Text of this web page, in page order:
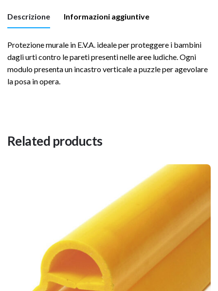
Descrizione Informazioni aggiuntive
Protezione murale in E.V.A. ideale per proteggere i bambini
dagli urti contro le pareti presenti nelle aree ludiche. Ogni
modulo presenta un incastro verticale a puzzle per agevolare
la posa in opera.
F | Formato
100 x 100 cm, 100 x 150 cm, 100 x 200
cm
Materiale
Buona per interno
Resistente a Oli, Resistente ad Acidi
basici, Resistente ai Liquidi
Gamma Colori Blu, Giallo, Rosso, Verde
Posa in Opera
Mediante apposito collante a presa
rapida (resa 0,5Kg/mq)
Related products